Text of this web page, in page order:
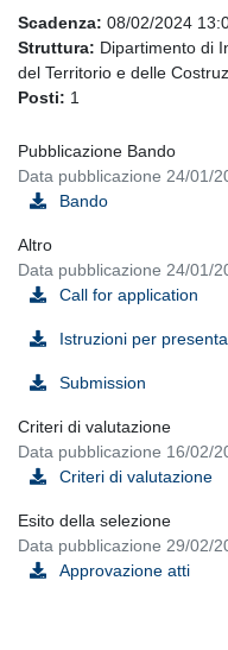
Scadenza: 08/02/2024
Struttura: Dipartimento di
del Territorio e delle
Posti: 1
Pubblicazione Bando
Data pubblicazione 24/01/
Bando
Altro
Data pubblicazione 24/01/
Call for application
Istruzioni per
Submission
Criteri di valutazione
Data pubblicazione 16/02/
Criteri di valutazione
Esito della selezione
Data pubblicazione 29/02/
Approvazione atti